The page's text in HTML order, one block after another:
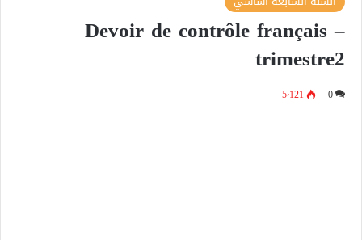
Devoir de contrôle français –
trimestre2
0 5٬121